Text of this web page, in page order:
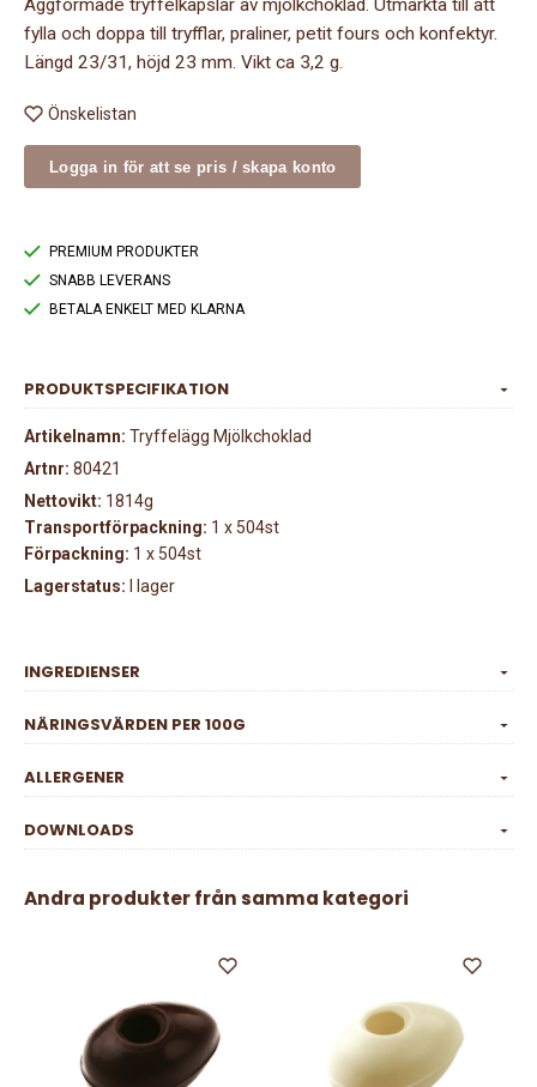
Äggformade tryffelkapslar av mjölkchoklad. Utmärkta till att
fylla och doppa till tryfflar, praliner, petit fours och konfektyr.
Längd 23/31, höjd 23 mm. Vikt ca 3,2 g.
Önskelistan
Logga in för att se pris / skapa konto
PREMIUM PRODUKTER
SNABB LEVERANS
BETALA ENKELT MED KLARNA
PRODUKTSPECIFIKATION
Artikelnamn: Tryffelägg Mjölkchoklad
Artnr: 80421
Nettovikt: 1814g
Transportförpackning: 1 x 504st
Förpackning: 1 x 504st
Lagerstatus: I lager
INGREDIENSER
NÄRINGSVÄRDEN PER 100G
ALLERGENER
DOWNLOADS
Andra produkter från samma kategori